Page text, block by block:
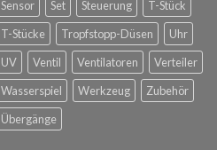
Sensor
Set Steuerung
T-Stück
T-Stücke
Tropfstopp-Düsen
Uhr
UV
Ventil Ventilatoren
Verteiler
Wasserspiel
Werkzeug
Zubehör
Übergänge